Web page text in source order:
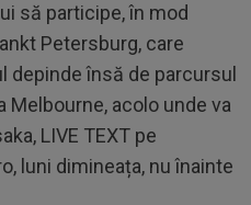
să participe, în mod
Petersburg, care
depinde însă de parcursul
Melbourne, acolo unde va
LIVE TEXT pe
luni dimineața, nu înainte